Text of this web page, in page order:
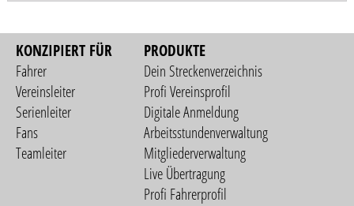
KONZIPIERT FÜR
Fahrer
Vereinsleiter
Serienleiter
Fans
Teamleiter
PRODUKTE
Dein Streckenverzeichnis
Profi Vereinsprofil
Digitale Anmeldung
Arbeitsstundenverwaltung
Mitgliederverwaltung
Live Übertragung
Profi Fahrerprofil